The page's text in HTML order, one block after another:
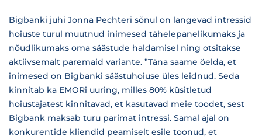
Bigbanki juhi Jonna Pechteri sõnul on langevad intressid
hoiuste turul muutnud inimesed tähelepanelikumaks ja
nõudlikumaks oma säästude haldamisel ning otsitakse
aktiivsemalt paremaid variante. ”Täna saame öelda, et
inimesed on Bigbanki säästuhoiuse üles leidnud. Seda
kinnitab ka EMORi uuring, milles 80% küsitletud
hoiustajatest kinnitavad, et kasutavad meie toodet, sest
Bigbank maksab turu parimat intressi. Samal ajal on
konkurentide kliendid peamiselt esile toonud, et